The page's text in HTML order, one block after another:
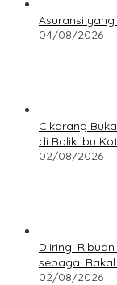
Asuransi
04/08/2026
Diiringi
sebagai Bakal
02/08/2026